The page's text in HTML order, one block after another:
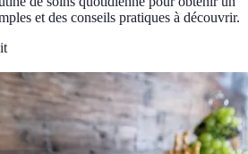
et des conseils pratiques à découvrir.